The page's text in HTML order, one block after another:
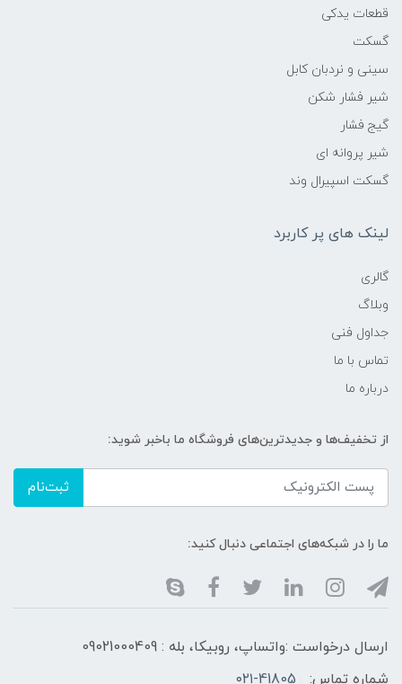
قطعات یدکی
گسکت
سینی و نردبان کابل
شیر فشار شکن
گیج فشار
شیر پروانه ای
گسکت اسپیرال وند
لینک های پر کاربرد
گالری
وبلاگ
جداول فنی
تماس با ما
درباره ما
از تخفیف‌ها و جدیدترین‌های فروشگاه ما باخبر شوید:
ثبت‌نام
ما را در شبکه‌های اجتماعی دنبال کنید:
ارسال درخواست :واتساپ، روبیکا، بله : 09021000409
شماره تماس:
۰۲۱-41805